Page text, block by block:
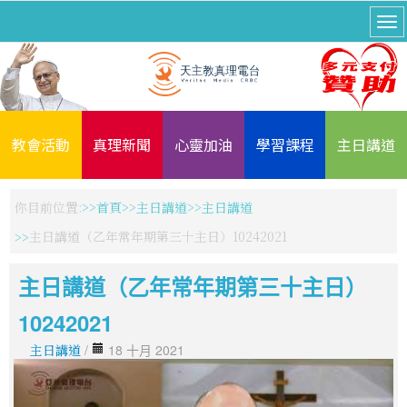
教會活動 真理新聞 心靈加油 學習課程 主日講道
你目前位置: 首頁 主日講道
主日講道
主日講道（乙年常年期第三十主日）10242021
主日講道（乙年常年期第三十主日）
10242021
主日講道 / 18 十月 2021